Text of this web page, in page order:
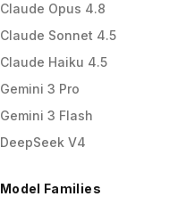
Claude Opus 4.8
Claude Sonnet 4.5
Claude Haiku 4.5
Gemini 3 Pro
Gemini 3 Flash
DeepSeek V4
Model Families